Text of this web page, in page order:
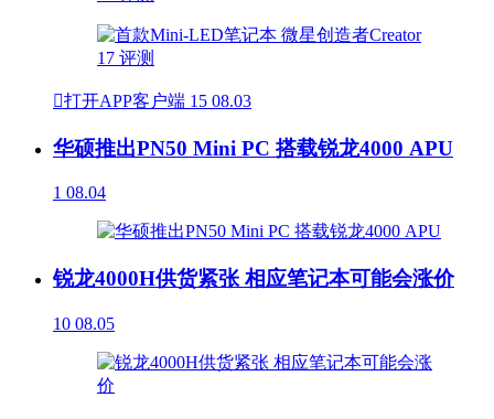
打开APP客户端 15 08.03
华硕推出PN50 Mini PC 搭载锐龙4000 APU
1 08.04
锐龙4000H供货紧张 相应笔记本可能会涨价
10 08.05